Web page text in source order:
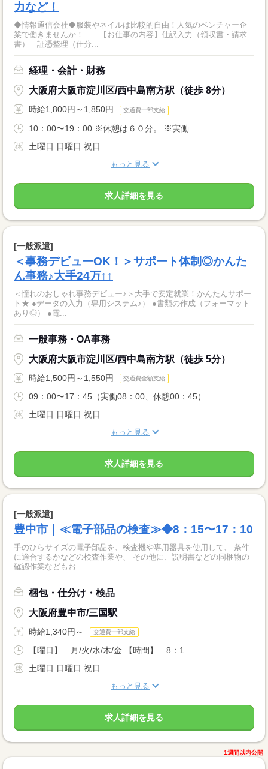
力など！
◆情報通信会社◆服装やネイルは比較的自由！人気のベンチャー企
業で働きませんか！ 【お仕事の内容】仕訳入力（領収書・請求
書）｜証憑整理（仕分...
経理・会計・財務
大阪府大阪市淀川区/西中島南方駅（徒歩 8分）
時給1,800円～1,850円 交通費一部支給
10：00〜19：00 ※休憩は６０分。 ※実働...
土曜日 日曜日 祝日
もっと見る
求人詳細を見る
[一般派遣]
＜事務デビューOK！＞サポート体制◎かんた
ん事務♪大手24万↑↑
＜憧れのおしゃれ事務デビュー♪＞大手で安定就業！かんたんサポー
ト★ ●データの入力（専用システム♪） ●書類の作成（フォーマット
あり◎） ●電...
一般事務・OA事務
大阪府大阪市淀川区/西中島南方駅（徒歩 5分）
時給1,500円～1,550円 交通費全額支給
09：00〜17：45（実働08：00、休憩00：45）...
土曜日 日曜日 祝日
もっと見る
求人詳細を見る
[一般派遣]
豊中市｜≪電子部品の検査≫◆8：15〜17：10
手のひらサイズの電子部品を、検査機や専用器具を使用して、 条件
に適合するかなどの検査作業や、 その他に、説明書などの同梱物の
確認作業などもお...
梱包・仕分け・検品
大阪府豊中市/三国駅
時給1,340円～ 交通費一部支給
【曜日】 月/火/水/木/金 【時間】 8：1...
土曜日 日曜日 祝日
もっと見る
求人詳細を見る
1週間以内公開